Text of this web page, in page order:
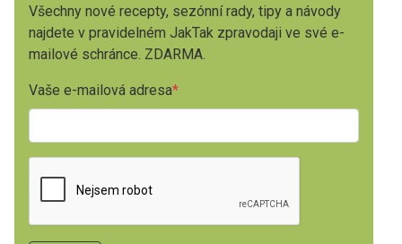
Všechny nové recepty, sezónní rady, tipy a návody
najdete v pravidelném JakTak zpravodaji ve své e-
mailové schránce. ZDARMA.
Vaše e-mailová adresa